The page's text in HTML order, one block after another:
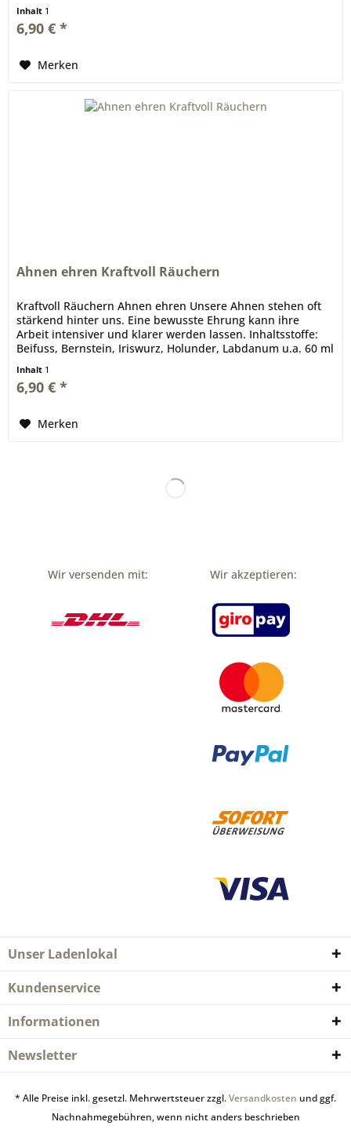
Inhalt 1
6,90 € *
Merken
Ahnen ehren Kraftvoll Räuchern
Kraftvoll Räuchern Ahnen ehren Unsere Ahnen stehen oft
stärkend hinter uns. Eine bewusste Ehrung kann ihre
Arbeit intensiver und klarer werden lassen. Inhaltsstoffe:
Beifuss, Bernstein, Iriswurz, Holunder, Labdanum u.a. 60 ml
Inhalt 1
6,90 € *
Merken
Wir versenden mit: Wir akzeptieren:
Unser Ladenlokal
Kundenservice
Informationen
Newsletter
* Alle Preise inkl. gesetzl. Mehrwertsteuer zzgl.Versandkosten und ggf.
Nachnahmegebühren, wenn nicht anders beschrieben